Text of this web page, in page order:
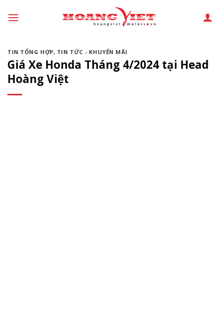
đến
dungTIN TỔNG HỢP, TIN TỨC - KHUYẾN MÃI
Giá Xe Honda Tháng 4/2024 tại Head
Hoàng Việt